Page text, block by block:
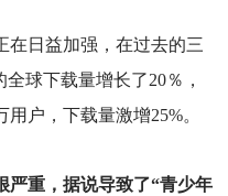
在日益加强，在过去的三
球下载量增长了20％，
户，下载量激增25%。
严重，据说导致了“青少年